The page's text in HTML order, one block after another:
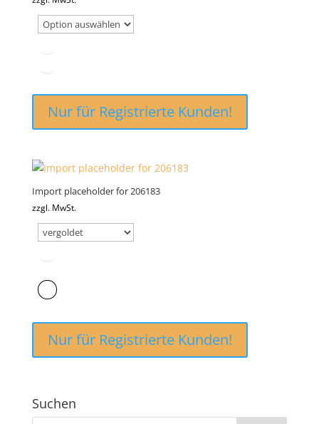
Nur für Registrierte Kunden!
Import placeholder for 206183
zzgl. MwSt.
Nur für Registrierte Kunden!
Suchen